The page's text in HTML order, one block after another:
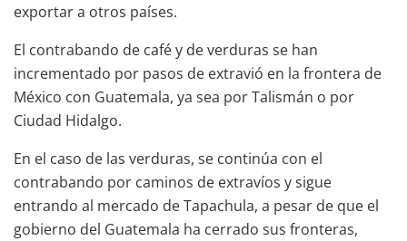
exportar a otros países.
El contrabando de café y de verduras se han
incrementado por pasos de extravió en la frontera de
México con Guatemala, ya sea por Talismán o por
Ciudad Hidalgo.
En el caso de las verduras, se continúa con el
contrabando por caminos de extravíos y sigue
entrando al mercado de Tapachula, a pesar de que el
gobierno del Guatemala ha cerrado sus fronteras,